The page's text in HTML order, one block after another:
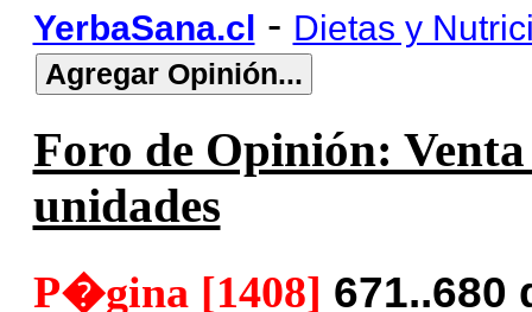
YerbaSana.cl - Dietas y
Foro de Opinión:
unidades
P�gina [1408] 671..680